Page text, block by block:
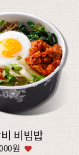
비빔밥
원